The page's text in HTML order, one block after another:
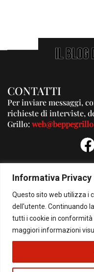
Informativa Privacy
Questo sito web utilizza i
dell'utente. Continuando
tutti i cookie in conformità
maggiori informazioni
CONTATTI
Per inviare messaggi,
richieste di interviste,
Grillo:
© Copyright 2026 - Il Blog di